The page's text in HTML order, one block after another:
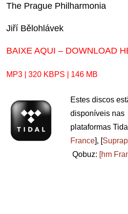
The Prague Philharmonia
Jiří Bělohlávek
BAIXE AQUI – DOWNLOAD
MP3 | 320 KBPS | 146 MB
Estes discos
disponíveis nas
plataformas
France], [
Qobuz: [hm